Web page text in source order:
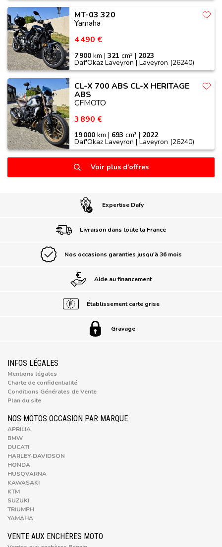
MT-03 320
Yamaha
4 490 €
7 900 km |321 cm³ | 2023
Daf'Okaz Laveyron | Laveyron (26240)
CL-X 700 ABS CL-X HERITAGE
ABS
CFMOTO
3 890 €
19 000 km | 693 cm³ | 2022
Daf'Okaz Laveyron | Laveyron (26240)
Voir plus d'offres
Expertise Dafy
Livraison dans toute la France
Nos occasions garanties jusqu'à 36 mois
Aide au financement
Établissement carte grise
Gravage
INFOS LÉGALES
Mentions légales
Charte de confidentialité
Conditions Générales de Vente
Plan du site
NOS MOTOS OCCASION PAR MARQUE
APRILIA
BMW
DUCATI
HARLEY-DAVIDSON
HONDA
HUSQVARNA
KAWASAKI
KTM
SUZUKI
TRIUMPH
YAMAHA
VENTE AUX ENCHÈRES MOTO